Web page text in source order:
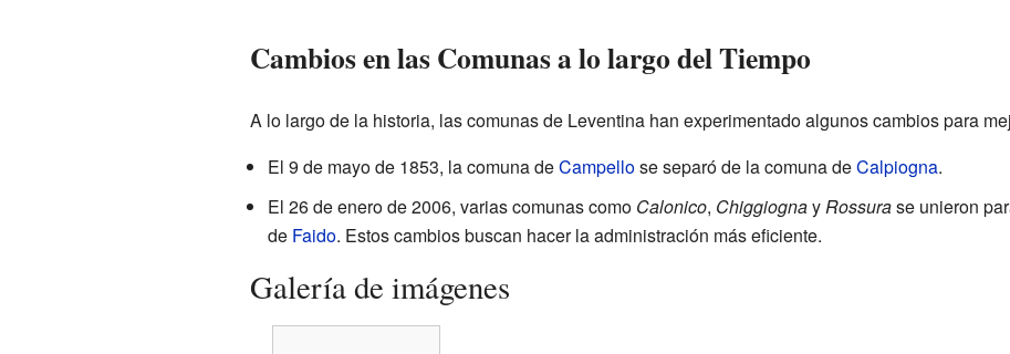
Cambios en las Comunas a lo largo del Tiempo
A lo largo de la historia, las comunas de Leventina han experimentado algunos cambios para
El 9 de mayo de 1853, la comuna deCampellose separó de la comuna deCalpiogna.
El 26 de enero de 2006, varias comunas como Calonico, ChiggiognayRossurase unieron
de Faido. Estos cambios buscan hacer la administración más eficiente.
Galería de imágenes